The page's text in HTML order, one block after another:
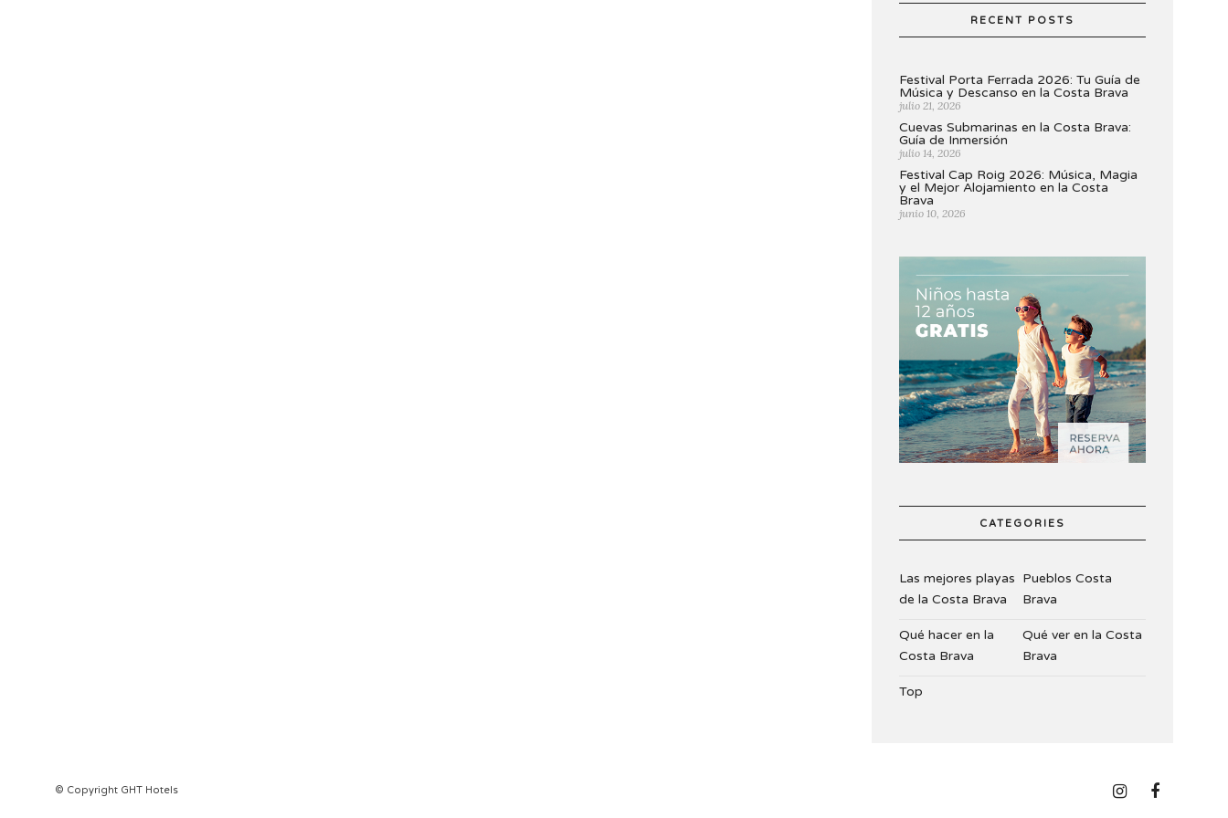
RECENT POSTS
Festival Porta Ferrada 2026: Tu Guía de
Música y Descanso en la Costa Brava
julio 21, 2026
Cuevas Submarinas en la Costa Brava:
Guía de Inmersión
julio 14, 2026
Festival Cap Roig 2026: Música, Magia
y el Mejor Alojamiento en la Costa
Brava
junio 10, 2026
CATEGORIES
Las mejores playas
de la Costa Brava
Pueblos Costa
Brava
Qué hacer en la
Costa Brava
Qué ver en la Costa
Brava
Top
© Copyright GHT Hotels